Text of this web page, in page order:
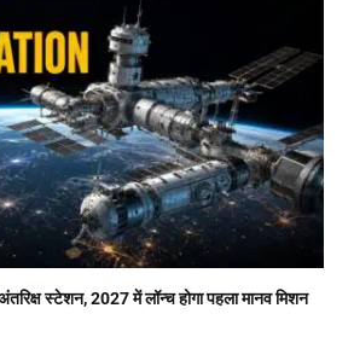
स्टेशन, 2027 में लॉन्च होगा पहला मानव मिशन